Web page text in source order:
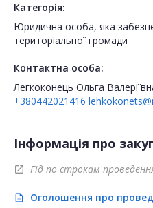
Категорія:
Юридична особа, яка
територіальної громади
Контактна особа:
Легкоконець Ольга
+380442021416
Інформація про
open_in_new Гід по строкам
description Оголошення про